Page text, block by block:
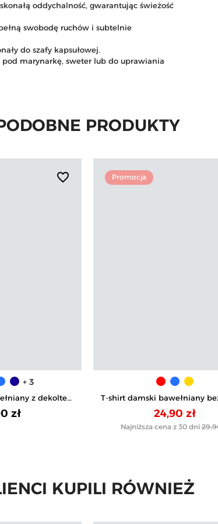
oddychalność, gwarantując świeżość
swobodę ruchów i subtelnie
do szafy kapsułowej.
pod marynarkę, sweter lub do uprawiania
PRODUKTY
favorite_border
z dekoltem
zł
+ 3
Promocja
T-shirt damski bawełniany
bocznych
24,90 zł
Najniższa cena z 30 dni
KUPILI RÓWNIEŻ